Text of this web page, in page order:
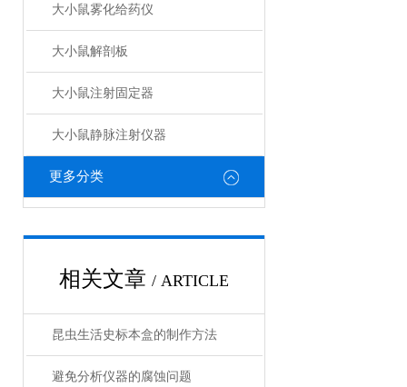
大小鼠雾化给药仪
大小鼠解剖板
大小鼠注射固定器
大小鼠静脉注射仪器
更多分类
相关文章 / ARTICLE
昆虫生活史标本盒的制作方法
避免分析仪器的腐蚀问题